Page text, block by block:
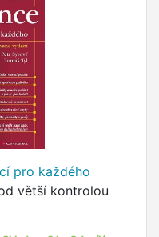
pro každého
větší kontrolou